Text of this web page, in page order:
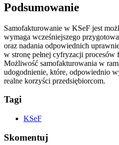
Podsumowanie
Samofakturowanie w KSeF jest
wymaga wcześniejszego
oraz nadania odpowiednich
w stronę pełnej cyfryzacji procesów
Możliwość samofakturowania w
udogodnienie, które, odpowiednio
realne korzyści przedsiębiorcom.
Tagi
KSeF
Skomentuj